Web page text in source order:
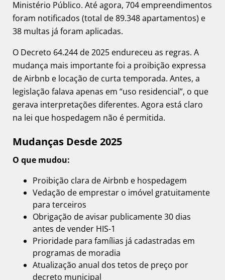
Ministério Público. Até agora, 704 empreendimentos
foram notificados (total de 89.348 apartamentos) e
38 multas já foram aplicadas.
O Decreto 64.244 de 2025 endureceu as regras. A
mudança mais importante foi a proibição expressa
de Airbnb e locação de curta temporada. Antes, a
legislação falava apenas em “uso residencial”, o que
gerava interpretações diferentes. Agora está claro
na lei que hospedagem não é permitida.
Mudanças Desde 2025
O que mudou:
Proibição clara de Airbnb e hospedagem
Vedação de emprestar o imóvel gratuitamente
para terceiros
Obrigação de avisar publicamente 30 dias
antes de vender HIS-1
Prioridade para famílias já cadastradas em
programas de moradia
Atualização anual dos tetos de preço por
decreto municipal